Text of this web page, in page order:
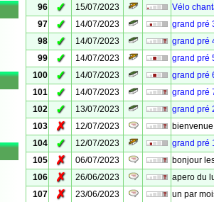
96
✓ 15/07/2023
Vélo
97
✓ 14/07/2023
grand pré
98
✓ 14/07/2023
grand pré
99
✓ 14/07/2023
grand pré
100
✓ 14/07/2023
grand pré
101
✓ 14/07/2023
grand pré
102
✓ 13/07/2023
grand pré
103
✗ 12/07/2023
104
✓ 12/07/2023
grand pré
105
✗ 06/07/2023
bonjour
106
✗ 26/06/2023
apero du
107
✗ 23/06/2023
un par